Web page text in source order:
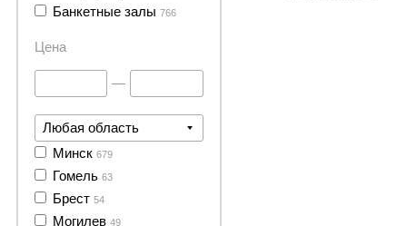
Банкетные залы 766
Цена
—
Любая область
Минск 679
Гомель 63
Брест 54
Могилев 49